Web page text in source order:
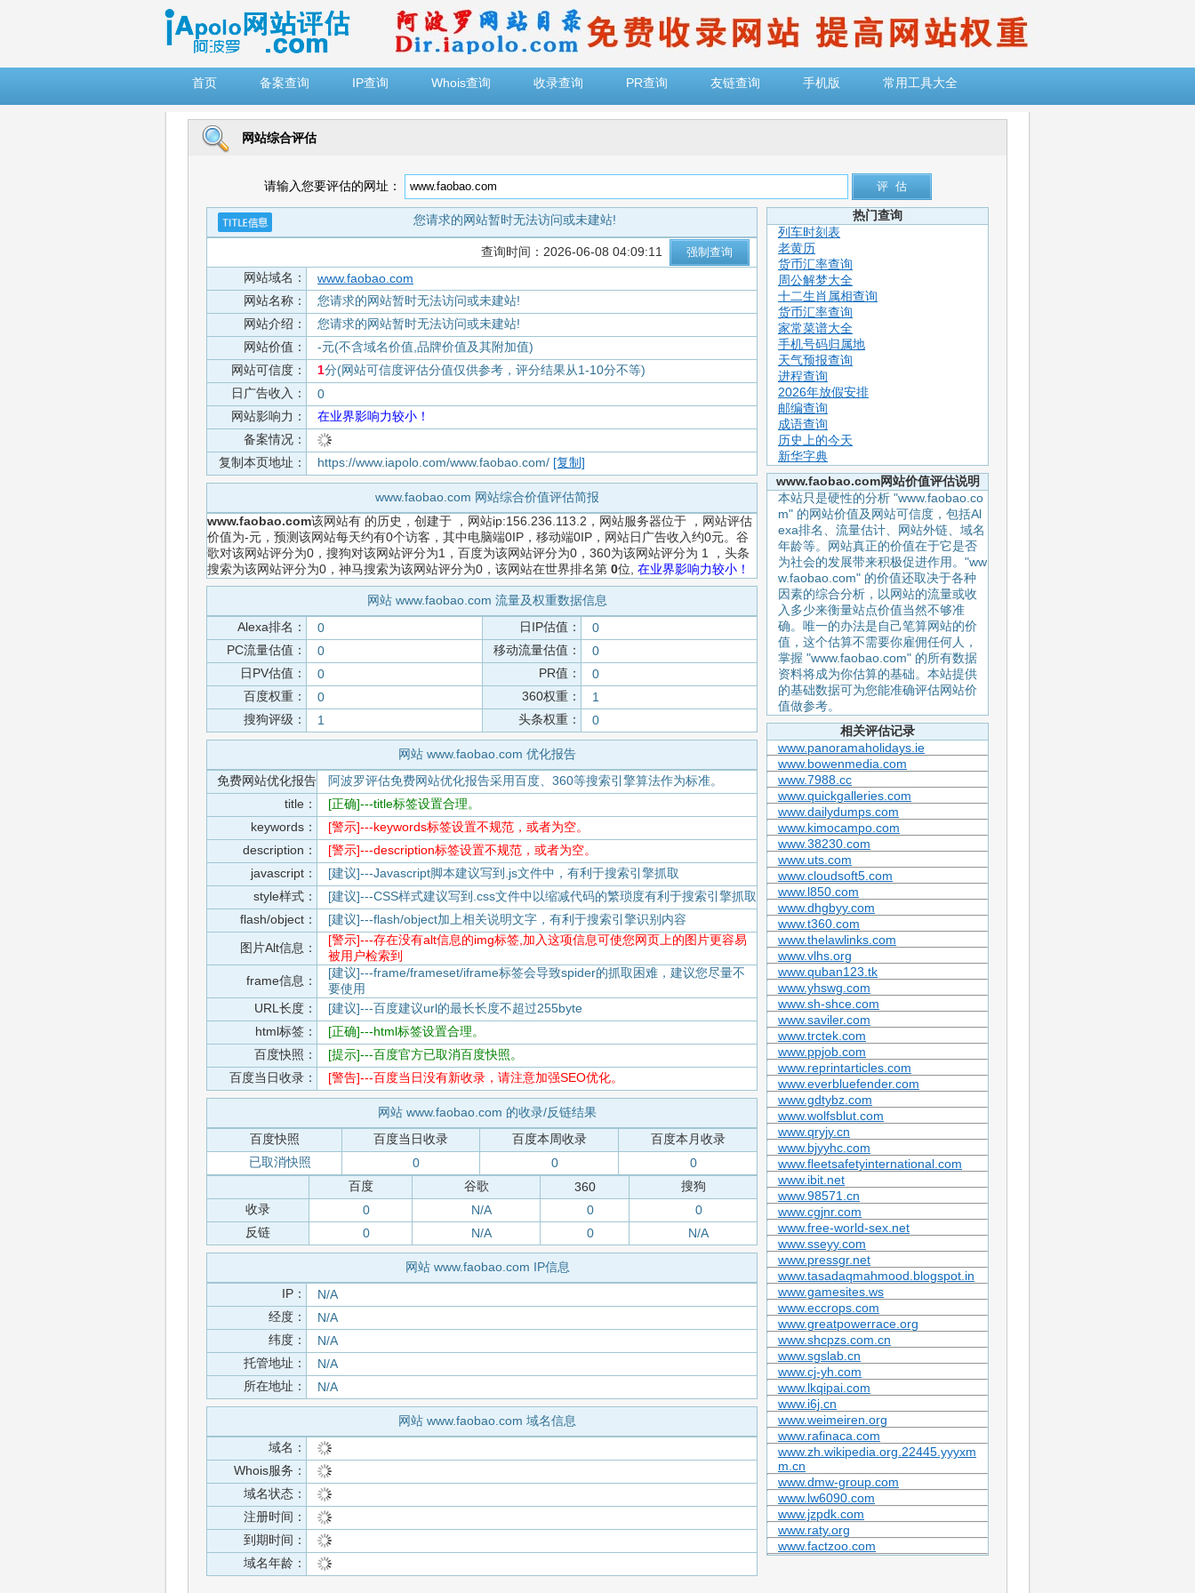
首页
备案查询 IP查询 Whois查询 收录查询 PR查询 友链查询 手机版 常用工具大全
网站综合评估
请输入您要评估的网址：
您请求的网站暂时无法访问或未建站!
查询时间：2026-06-08 04:09:11
网站域名：
www.faobao.com
网站名称：
您请求的网站暂时无法访问或未建站!
网站介绍：
您请求的网站暂时无法访问或未建站!
网站价值：
-元(不含域名价值,品牌价值及其附加值)
网站可信度：
1分(网站可信度评估分值仅供参考，评分结果从1-10分不等)
日广告收入：
0
网站影响力：
在业界影响力较小！
备案情况：
复制本页地址：
https://www.iapolo.com/www.faobao.com/ [复制]
www.faobao.com 网站综合价值评估简报
www.faobao.com该网站有 的历史，创建于
，网站ip:156.236.113.2，网站服务器位于 ，网站评估
价值为-元，预测该网站每天约有0个访客，其中电脑端0IP，移动端0IP，网站日广告收入约0元。谷
歌对该网站评分为0，搜狗对该网站评分为1，百度为该网站评分为0，360为该网站评分为 1 ，头条
搜索为该网站评分为0，神马搜索为该网站评分为0，该网站在世界排名第 0位, 在业界影响力较小！
网站 www.faobao.com 流量及权重数据信息
Alexa排名：
0 日IP估值：
0
PC流量估值：
0 移动流量估值：
0
日PV估值：
0 PR值：
0
百度权重：
0 360权重：
1
搜狗评级：
1 头条权重： 0
网站 www.faobao.com 优化报告
免费网站优化报告
阿波罗评估免费网站优化报告采用百度、360等搜索引擎算法作为标准。
title：
[正确]---title标签设置合理。
keywords：
[警示]---keywords标签设置不规范，或者为空。
description：
[警示]---description标签设置不规范，或者为空。
javascript：
[建议]---Javascript脚本建议写到.js文件中，有利于搜索引擎抓取
style样式：
[建议]---CSS样式建议写到.css文件中以缩减代码的繁琐度有利于搜索引擎抓取
flash/object：
[建议]---flash/object加上相关说明文字，有利于搜索引擎识别内容
图片Alt信息：
[警示]---存在没有alt信息的img标签,加入这项信息可使您网页上的图片更容易
被用户检索到
frame信息：
[建议]---frame/frameset/iframe标签会导致spider的抓取困难，建议您尽量不
要使用
URL长度：
[建议]---百度建议url的最长长度不超过255byte
html标签：
[正确]---html标签设置合理。
百度快照：
[提示]---百度官方已取消百度快照。
百度当日收录：
[警告]---百度当日没有新收录，请注意加强SEO优化。
网站 www.faobao.com 的收录/反链结果
百度快照
百度当日收录 百度本周收录
百度本月收录
已取消快照
0 0
0
百度
谷歌 360
搜狗
收录
0 N/A 0
0
反链
0 N/A 0 N/A
网站 www.faobao.com IP信息
IP：
N/A
经度：
N/A
纬度：
N/A
托管地址：
N/A
所在地址：
N/A
网站 www.faobao.com 域名信息
域名：
Whois服务：
域名状态：
注册时间：
到期时间：
域名年龄：
热门查询
列车时刻表
老黄历
货币汇率查询
周公解梦大全
十二生肖属相查询
货币汇率查询
家常菜谱大全
手机号码归属地
天气预报查询
进程查询
2026年放假安排
邮编查询
成语查询
历史上的今天
新华字典
www.faobao.com网站价值评估说明
本站只是硬性的分析 "www.faobao.co
m" 的网站价值及网站可信度，包括Al
exa排名、流量估计、网站外链、域名
年龄等。网站真正的价值在于它是否
为社会的发展带来积极促进作用。"ww
w.faobao.com" 的价值还取决于各种
因素的综合分析，以网站的流量或收
入多少来衡量站点价值当然不够准
确。唯一的办法是自己笔算网站的价
值，这个估算不需要你雇佣任何人，
掌握 "www.faobao.com" 的所有数据
资料将成为你估算的基础。本站提供
的基础数据可为您能准确评估网站价
值做参考。
相关评估记录
www.panoramaholidays.ie
www.bowenmedia.com
www.7988.cc
www.quickgalleries.com
www.dailydumps.com
www.kimocampo.com
www.38230.com
www.uts.com
www.cloudsoft5.com
www.l850.com
www.dhgbyy.com
www.t360.com
www.thelawlinks.com
www.vlhs.org
www.quban123.tk
www.yhswg.com
www.sh-shce.com
www.saviler.com
www.trctek.com
www.ppjob.com
www.reprintarticles.com
www.everbluefender.com
www.gdtybz.com
www.wolfsblut.com
www.qryjy.cn
www.bjyyhc.com
www.fleetsafetyinternational.com
www.ibit.net
www.98571.cn
www.cgjnr.com
www.free-world-sex.net
www.sseyy.com
www.pressgr.net
www.tasadaqmahmood.blogspot.in
www.gamesites.ws
www.eccrops.com
www.greatpowerrace.org
www.shcpzs.com.cn
www.sgslab.cn
www.cj-yh.com
www.lkqipai.com
www.i6j.cn
www.weimeiren.org
www.rafinaca.com
www.zh.wikipedia.org.22445.yyyxm
m.cn
www.dmw-group.com
www.lw6090.com
www.jzpdk.com
www.raty.org
www.factzoo.com